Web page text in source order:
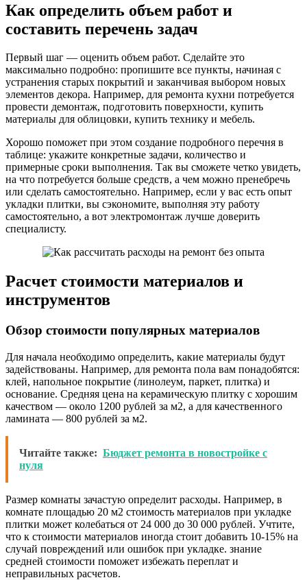
Как определить объем работ и
составить перечень задач
Первый шаг — оценить объем работ. Сделайте это
максимально подробно: пропишите все пункты, начиная с
устранения старых покрытий и заканчивая выбором новых
элементов декора. Например, для ремонта кухни потребуется
провести демонтаж, подготовить поверхности, купить
материалы для облицовки, купить технику и мебель.
Хорошо поможет при этом создание подробного перечня в
таблице: укажите конкретные задачи, количество и
примерные сроки выполнения. Так вы сможете четко увидеть,
на что потребуется больше средств, а чем можно пренебречь
или сделать самостоятельно. Например, если у вас есть опыт
укладки плитки, вы сэкономите, выполняя эту работу
самостоятельно, а вот электромонтаж лучше доверить
специалисту.
Расчет стоимости материалов и
инструментов
Обзор стоимости популярных материалов
Для начала необходимо определить, какие материалы будут
задействованы. Например, для ремонта пола вам понадобятся:
клей, напольное покрытие (линолеум, паркет, плитка) и
основание. Средняя цена на керамическую плитку с хорошим
качеством — около 1200 рублей за м2, а для качественного
ламината — 800 рублей за м2.
Читайте также: Бюджет ремонта в новостройке с
нуля
Размер комнаты зачастую определит расходы. Например, в
комнате площадью 20 м2 стоимость материалов при укладке
плитки может колебаться от 24 000 до 30 000 рублей. Учтите,
что к стоимости материалов иногда стоит добавить 10-15% на
случай повреждений или ошибок при укладке. знание
средней стоимости поможет избежать переплат и
неправильных расчетов.